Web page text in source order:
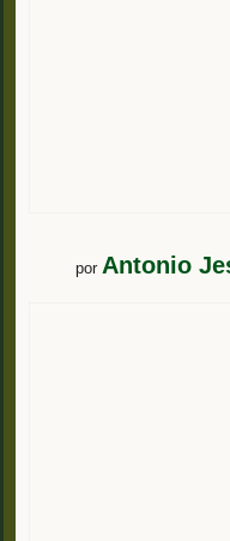
por Antonio